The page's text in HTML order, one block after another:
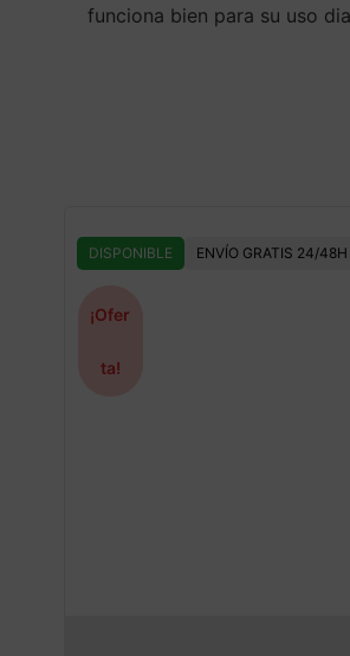
funciona bien para su uso
DISPONIBLE ENVÍO GRATIS 24/48H
¡Ofer
ta!